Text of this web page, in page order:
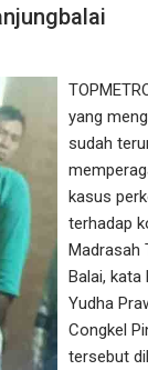
yang
sudah
kasus
terhadap
Madrasah
Balai, kata
Yudha
Congkel
tersebut